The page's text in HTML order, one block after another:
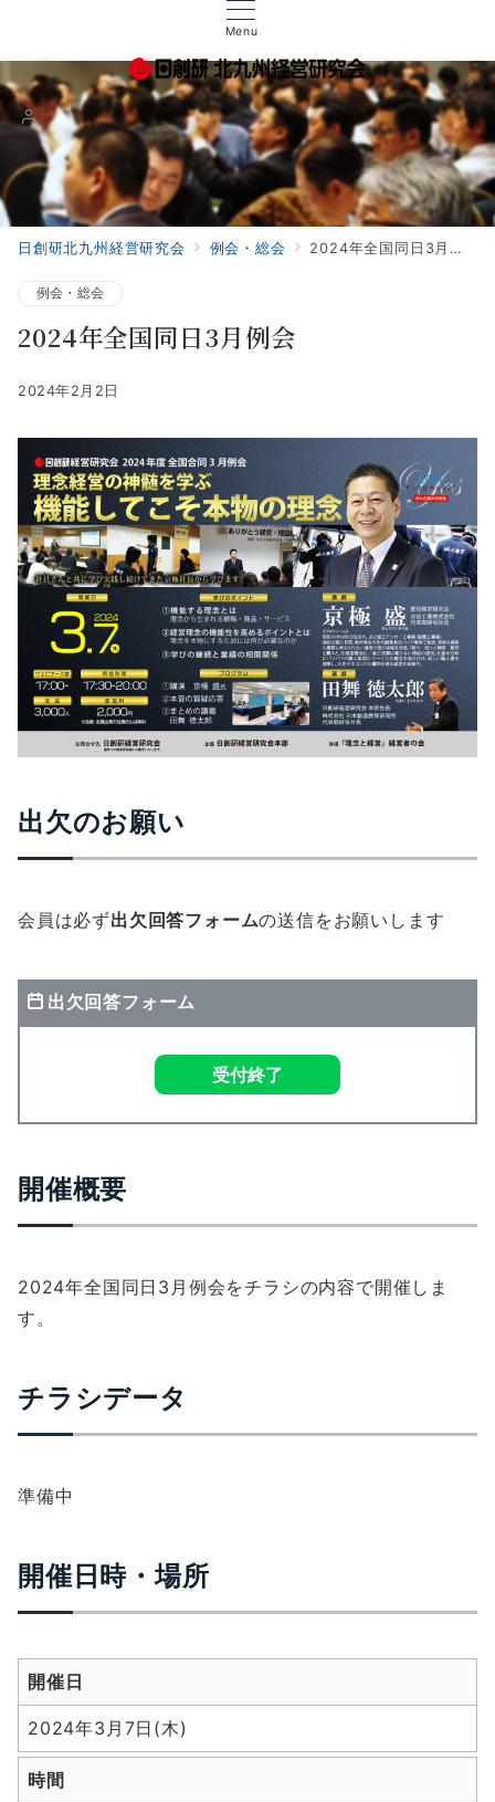
Menu
日創研北九州経営研究会 例会・総会 2024年全国同日3月例会
例会・総会
2024年全国同日3月例会
2024年2月2日
出欠のお願い
会員は必ず出欠回答フォームの送信をお願いします
出欠回答フォーム
受付終了
開催概要
2024年全国同日3月例会をチラシの内容で開催しま
す。
チラシデータ
準備中
開催日時・場所
開催日
2024年3月7日(木)
時間